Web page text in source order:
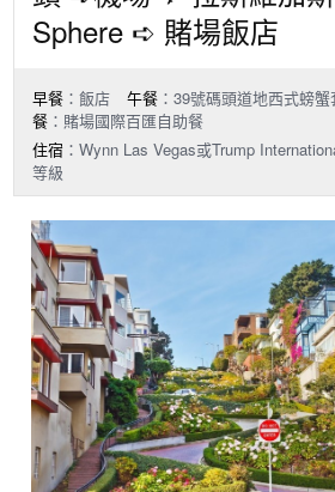
Sphere ➪ 賭場飯店
早餐 ：飯店 午餐 ：39號碼頭道地西式螃
餐 ：賭場國際百匯自助餐
住宿 ：Wynn Las Vegas或Trump
等級